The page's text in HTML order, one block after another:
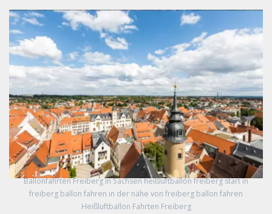
Ballonfahrten Freiberg in Sachsen heißluftballon freiberg start in
freiberg ballon fahren in der nähe von freiberg ballon fahren
Heißluftballon Fahrten Freiberg